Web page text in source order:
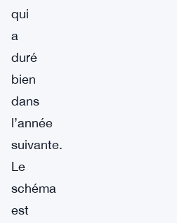
qui
a
duré
bien
dans
l’année
suivante.
Le
schéma
est